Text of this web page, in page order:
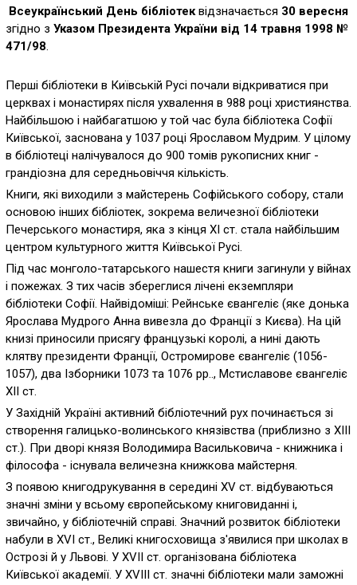
Всеукраїнський День бібліотеквідзначається 30 вересня
згідно з Указом Президента України від 14 травня 1998 №
471/98.
Перші бібліотеки в Київській Русі почали відкриватися при
церквах і монастирях після ухвалення в 988 році християнства.
Найбільшою і найбагатшою у той час була бібліотека Софії
Київської, заснована у 1037 році Ярославом Мудрим. У цілому
в бібліотеці налічувалося до 900 томів рукописних книг -
грандіозна для середньовіччя кількість.
Книги, які виходили з майстерень Софійського собору, стали
основою інших бібліотек, зокрема величезної бібліотеки
Печерського монастиря, яка з кінця ХІ ст. стала найбільшим
центром культурного життя Київської Русі.
Під час монголо-татарського нашестя книги загинули у війнах
і пожежах. З тих часів збереглися лічені екземпляри
бібліотеки Софії. Найвідоміші: Рейнське євангеліє (яке донька
Ярослава Мудрого Анна вивезла до Франції з Києва). На цій
книзі приносили присягу французькі королі, а нині дають
клятву президенти Франції, Остромирове євангеліє (1056-
1057), два Ізборники 1073 та 1076 рр.., Мстиславове євангеліє
XII ст.
У Західній Україні активний бібліотечний рух починається зі
створення галицько-волинського князівства (приблизно з ХІІІ
ст.). При дворі князя Володимира Васильковича - книжника і
філософа - існувала величезна книжкова майстерня.
З появою книгодрукування в середині XV ст. відбуваються
значні зміни у всьому європейському книговиданні і,
звичайно, у бібліотечній справі. Значний розвиток бібліотеки
набули в XVI ст., Великі книгосховища з'явилися при школах в
Острозі й у Львові. У XVII ст. організована бібліотека
Київської академії. У XVIII ст. значні бібліотеки мали заможні